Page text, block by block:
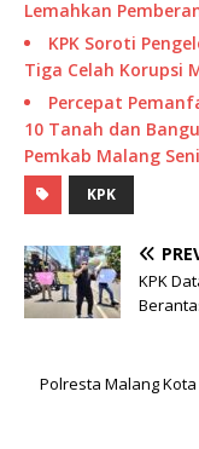
Lemahkan
KPK Soroti
Tiga Celah Korupsi
Percepat
10 Tanah dan
Pemkab Malang
KPK
KPK
Polresta Malang